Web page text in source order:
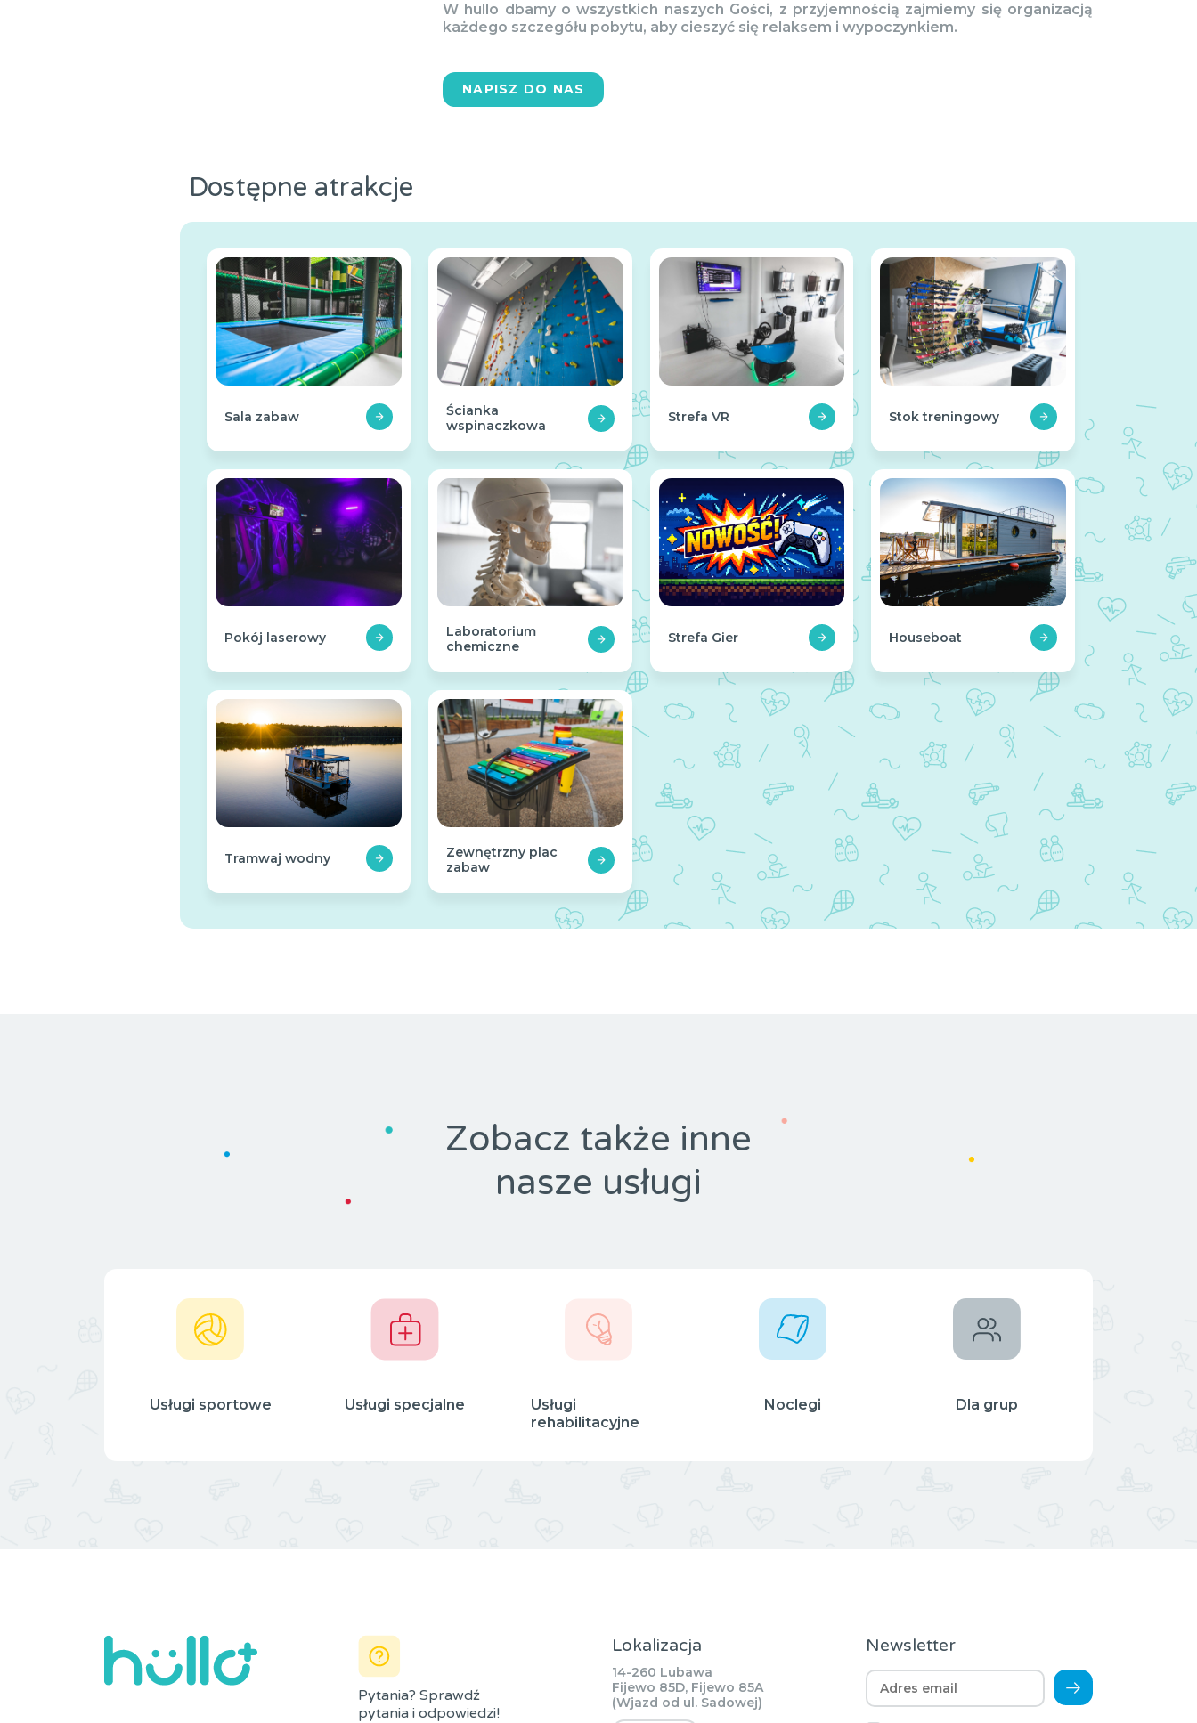
W hullo dbamy o wszystkich naszych Gości, z przyjemnością zajmiemy się organizacją
każdego szczegółu pobytu, aby cieszyć się relaksem i wypoczynkiem.
NAPISZ DO NAS
Dostępne atrakcje
Sala zabaw
Ścianka
wspinaczkowa
Strefa VR Stok treningowy
Pokój laserowy
Laboratorium
chemiczne
Strefa Gier Houseboat
Tramwaj wodny
Zewnętrzny plac
zabaw
Zobacz także inne
nasze usługi
Usługi sportowe Usługi specjalne
Usługi
rehabilitacyjne
Noclegi Dla grup
Pytania? Sprawdź
pytania i odpowiedzi!
Lokalizacja
14-260 Lubawa
Fijewo 85D, Fijewo 85A
(Wjazd od ul. Sadowej)
Newsletter